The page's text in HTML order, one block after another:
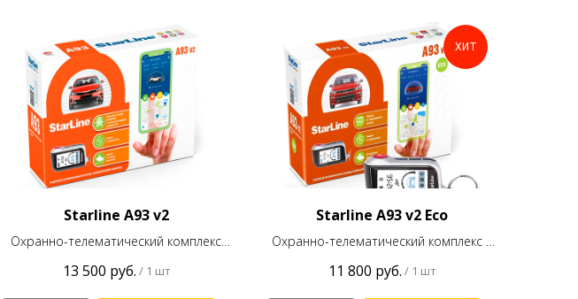
Starline A93 v2
Охранно-телематический комплекс
автозапуском
13 500 руб. / 1 шт
ХИТ
Starline A93 v2 Eco
Охранно-телематический комплекс с
Starline A93 v2 Eco
11 800 руб. / 1 шт